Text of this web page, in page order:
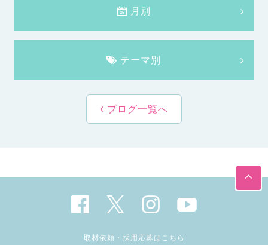
月別
テーマ別
ブログ一覧へ
取材依頼・採用応募はこちら